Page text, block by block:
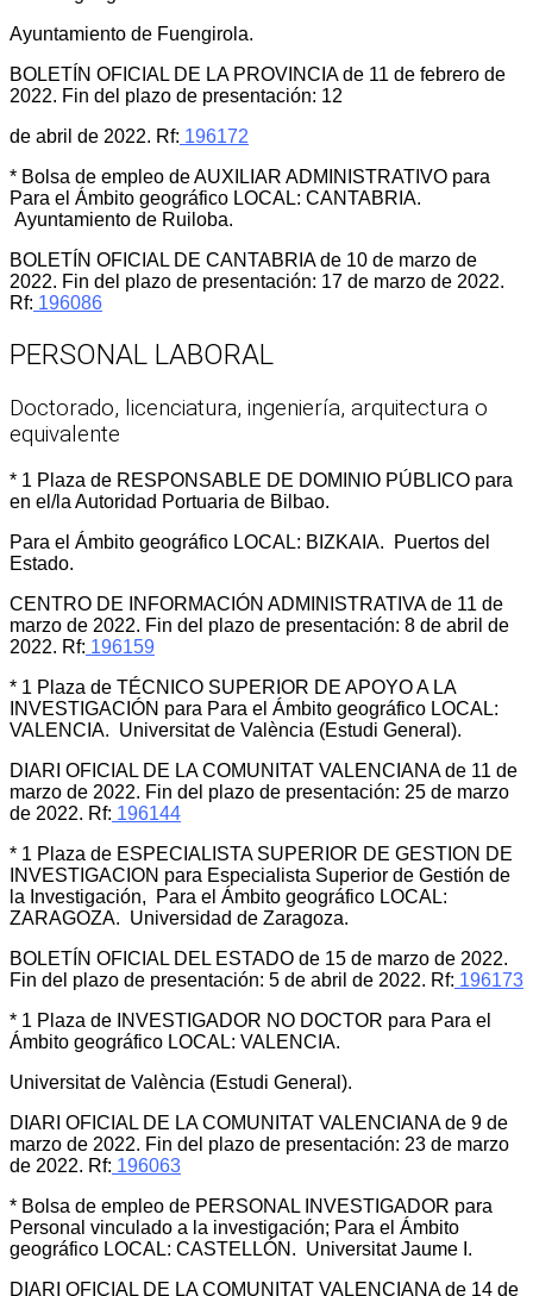
Ayuntamiento de Fuengirola.
BOLETÍN OFICIAL DE LA PROVINCIA de 11 de febrero de
2022. Fin del plazo de presentación: 12
de abril de 2022. Rf: 196172
* Bolsa de empleo de AUXILIAR ADMINISTRATIVO para
Para el Ámbito geográfico LOCAL: CANTABRIA.
Ayuntamiento de Ruiloba.
BOLETÍN OFICIAL DE CANTABRIA de 10 de marzo de
2022. Fin del plazo de presentación: 17 de marzo de 2022.
Rf: 196086
PERSONAL LABORAL
Doctorado, licenciatura, ingeniería, arquitectura o
equivalente
* 1 Plaza de RESPONSABLE DE DOMINIO PÚBLICO para
en el/la Autoridad Portuaria de Bilbao.
Para el Ámbito geográfico LOCAL: BIZKAIA. Puertos del
Estado.
CENTRO DE INFORMACIÓN ADMINISTRATIVA de 11 de
marzo de 2022. Fin del plazo de presentación: 8 de abril de
2022. Rf: 196159
* 1 Plaza de TÉCNICO SUPERIOR DE APOYO A LA
INVESTIGACIÓN para Para el Ámbito geográfico LOCAL:
VALENCIA. Universitat de València (Estudi General).
DIARI OFICIAL DE LA COMUNITAT VALENCIANA de 11 de
marzo de 2022. Fin del plazo de presentación: 25 de marzo
de 2022. Rf: 196144
* 1 Plaza de ESPECIALISTA SUPERIOR DE GESTION DE
INVESTIGACION para Especialista Superior de Gestión de
la Investigación, Para el Ámbito geográfico LOCAL:
ZARAGOZA. Universidad de Zaragoza.
BOLETÍN OFICIAL DEL ESTADO de 15 de marzo de 2022.
Fin del plazo de presentación: 5 de abril de 2022. Rf: 196173
* 1 Plaza de INVESTIGADOR NO DOCTOR para Para el
Ámbito geográfico LOCAL: VALENCIA.
Universitat de València (Estudi General).
DIARI OFICIAL DE LA COMUNITAT VALENCIANA de 9 de
marzo de 2022. Fin del plazo de presentación: 23 de marzo
de 2022. Rf: 196063
* Bolsa de empleo de PERSONAL INVESTIGADOR para
Personal vinculado a la investigación; Para el Ámbito
geográfico LOCAL: CASTELLÓN. Universitat Jaume I.
DIARI OFICIAL DE LA COMUNITAT VALENCIANA de 14 de